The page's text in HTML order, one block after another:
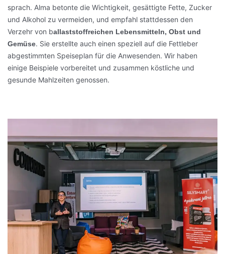
sprach. Alma betonte die Wichtigkeit, gesättigte Fette, Zucker
und Alkohol zu vermeiden, und empfahl stattdessen den
Verzehr von ballaststoffreichen Lebensmitteln, Obst und
Gemüse. Sie erstellte auch einen speziell auf die Fettleber
abgestimmten Speiseplan für die Anwesenden. Wir haben
einige Beispiele vorbereitet und zusammen köstliche und
gesunde Mahlzeiten genossen.